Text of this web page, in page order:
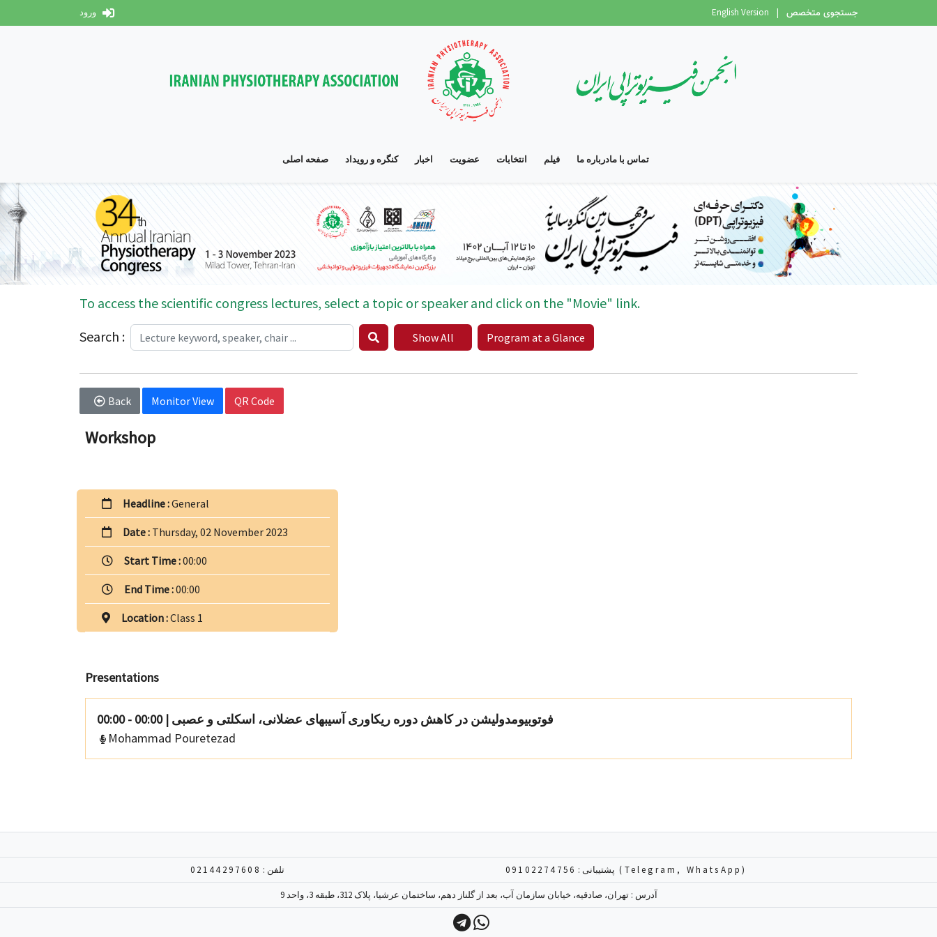
ورود English Version | جستجوی متخصص
صفحه اصلی کنگره و رویداد اخبار عضویت انتخابات فیلم درباره ماتماس با ما
To access the scientific congress lectures, select a topic or speaker and click on the "Movie" link.
Search :
Show All Program at a Glance
Back Monitor View QR Code
Workshop
Headline :General
Date : Thursday, 02 November 2023
Start Time :00:00
End Time :00:00
Location :Class 1
Presentations
00:00 - 00:00 | فوتوبیومدولیشن در کاهش دوره ریکاوری آسیبهای عضلانی، اسکلتی و عصبی
Mohammad Pouretezad
تلفن : 02144297608 پشتیبانی : 09102274756 (Telegram, WhatsApp)
آدرس : تهران، صادقیه، خیابان سازمان آب، بعد از گلناز دهم، ساختمان عرشیا، پلاک 312، طبقه 3، واحد 9